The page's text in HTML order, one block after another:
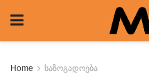
Home საზოგადოება